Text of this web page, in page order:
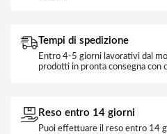
Tempi di spedizione
Entro 4-5 giorni lavorativi dal
prodotti in pronta consegna con
Reso entro 14 giorni
Puoi effettuare il reso entro 14